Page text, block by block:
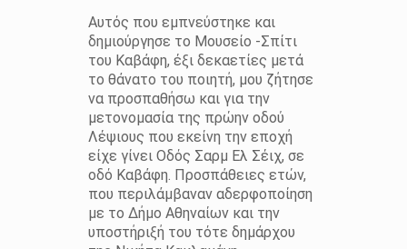
Αυτός που εμπνεύστηκε και
δημιούργησε το Μουσείο -Σπίτι
του Καβάφη, έξι δεκαετίες μετά
το θάνατο του ποιητή, μου ζήτησε
να προσπαθήσω και για την
μετονομασία της πρώην οδού
Λέψιους που εκείνη την εποχή
είχε γίνει Οδός Σαρμ Ελ Σέιχ, σε
οδό Καβάφη. Προσπάθειες ετών,
που περιλάμβαναν αδερφοποίηση
με το Δήμο Αθηναίων και την
υποστήριξή του τότε δημάρχου